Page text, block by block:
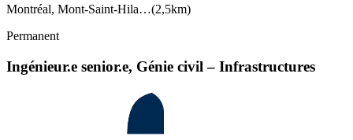
Montréal, Mont-Saint-Hila…(2,5km)
Permanent
Ingénieur.e senior.e, Génie civil – Infrastructures